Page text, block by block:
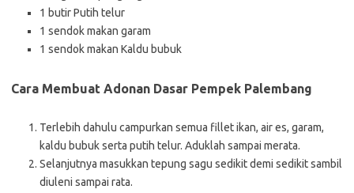
1 butir Putih telur
1 sendok makan garam
1 sendok makan Kaldu bubuk
Cara Membuat Adonan Dasar Pempek Palembang
Terlebih dahulu campurkan semua fillet ikan, air es, garam,
kaldu bubuk serta putih telur. Aduklah sampai merata.
Selanjutnya masukkan tepung sagu sedikit demi sedikit sambil
diuleni sampai rata.